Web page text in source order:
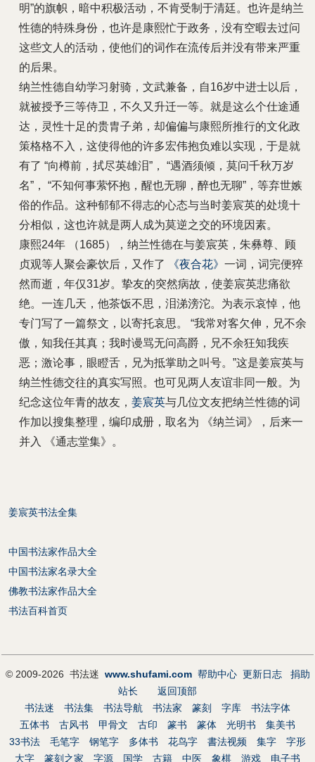
明”的旗帜，暗中积极活动，不肯受制于清廷。也许是纳兰
性德的特殊身份，也许是康熙忙于政务，没有空暇去过问
这些文人的活动，使他们的词作在流传后并没有带来严重
的后果。
纳兰性德自幼学习射骑，文武兼备，自16岁中进士以后，
就被授予三等侍卫，不久又升迁一等。就是这么个仕途通
达，灵性十足的贵胄子弟，却偏偏与康熙所推行的文化政
策格格不入，这使得他的许多宏伟抱负难以实现，于是就
有了 “向樽前，拭尽英雄泪”， “遇酒须倾，莫问千秋万岁
名”， “不知何事萦怀抱，醒也无聊，醉也无聊”，等弃世嫉
俗的作品。这种郁郁不得志的心态与当时姜宸英的处境十
分相似，这也许就是两人成为莫逆之交的环境因素。
康熙24年 （1685），纳兰性德在与姜宸英，朱彝尊、顾
贞观等人聚会豪饮后，又作了
《夜合花》 一词，词完便猝
然而逝，年仅31岁。挚友的突然病故，使姜宸英悲痛欲
绝。一连几天，他茶饭不思，泪涕滂沱。为表示哀悼，他
专门写了一篇祭文，以寄托哀思。 “我常对客欠伸，兄不余
傲，知我任其真；我时谩骂无问高爵，兄不余狂知我疾
恶；激论事，眼瞪舌，兄为抵掌助之叫号。”这是姜宸英与
纳兰性德交往的真实写照。也可见两人友谊非同一般。为
纪念这位年青的故友， 姜宸英与几位文友把纳兰性德的词
作加以搜集整理，编印成册，取名为 《纳兰词》，后来一
并入 《通志堂集》。
姜宸英书法全集
中国书法家作品大全
中国书法家名录大全
佛教书法家作品大全
书法百科首页
© 2009-2026 书法迷 www.shufami.com 帮助中心 更新日志
捐助
站长
返回顶部
书法迷
书法集 书法导航 书法家 篆刻 字库
书法字体
五体书
古风书 甲骨文 古印 篆书 篆体 光明书
集美书
33书法
毛笔字 钢笔字 多体书 花鸟字 書法视频 集字
字形
大字
篆刻之家 字源 国学 古籍 中医 象棋 游戏 电子书